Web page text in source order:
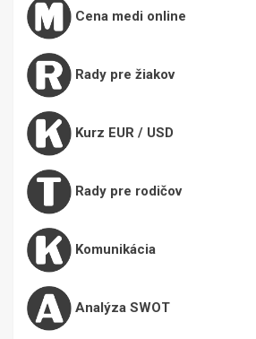
Cena medi online
Rady pre žiakov
Kurz EUR / USD
Rady pre rodičov
Komunikácia
Analýza SWOT